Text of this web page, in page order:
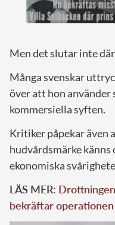
Men det slutar inte
Många svenskar
över att hon
kommersiella syften.
Kritiker påpekar även
hudvårdsmärke känns
ekonomiska
LÄS MER:
bekräftar operationen